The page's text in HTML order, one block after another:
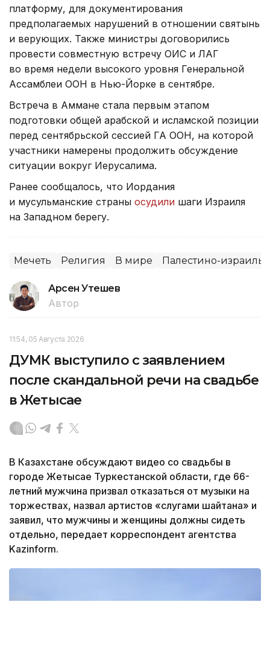
платформу, для документирования
предполагаемых нарушений в отношении святынь
и верующих. Также министры договорились
провести совместную встречу ОИС и ЛАГ
во время недели высокого уровня Генеральной
Ассамблеи ООН в Нью-Йорке в сентябре.
Встреча в Аммане стала первым этапом
подготовки общей арабской и исламской позиции
перед сентябрьской сессией ГА ООН, на которой
участники намерены продолжить обсуждение
ситуации вокруг Иерусалима.
Ранее сообщалось, что Иордания
и мусульманские страны осудили шаги Израиля
на Западном берегу.
Мечеть Религия В мире Палестино-
Арсен Утешев
Автор
11:54, 05 Августа 2026
ДУМК выступило с заявлением
после скандальной речи на свадьбе
в Жетысае
В Казахстане обсуждают видео со свадьбы в
городе Жетысае Туркестанской области, где 66-
летний мужчина призвал отказаться от музыки на
торжествах, назвал артистов «слугами шайтана» и
заявил, что мужчины и женщины должны сидеть
отдельно, передает корреспондент агентства
Kazinform.